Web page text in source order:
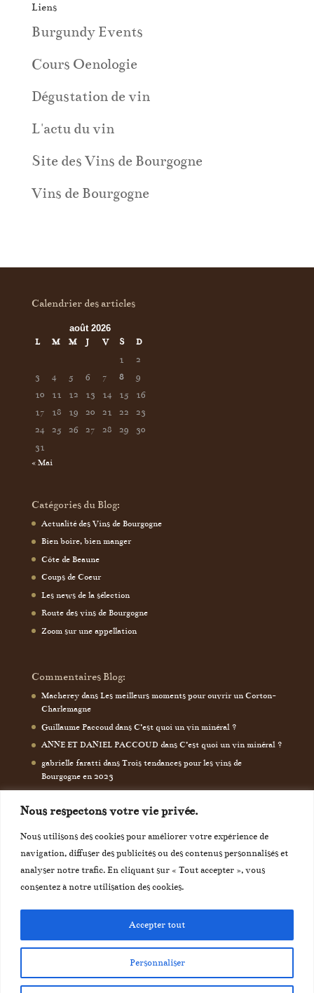
Nous respectons votre vie privée.
Nous utilisons des cookies pour améliorer votre expérience de
navigation, diffuser des publicités ou des contenus personnalisés et
analyser notre trafic. En cliquant sur « Tout accepter », vous
consentez à notre utilisation des cookies.
Personnaliser
Accepter tout
Liens
Burgundy Events
Cours Oenologie
Dégustation de vin
L'actu du vin
Site des Vins de Bourgogne
Vins de Bourgogne
Calendrier des articles
août 2026
L M M J V S
D
1
2
3
4 5 6 7 8
9
10
11 12 13 14 15
16
17
18 19 20 21 22
23
24
25 26 27 28 29
30
31
« Mai
Catégories du Blog:
Actualité des Vins de Bourgogne
Bien boire, bien manger
Côte de Beaune
Coups de Coeur
Les news de la sélection
Route des vins de Bourgogne
Zoom sur une appellation
Commentaires Blog:
Machereydans Les meilleurs moments pour ouvrir un Corton-
Charlemagne
Guillaume Paccouddans C’est quoi un vin minéral ?
ANNE ET DANIEL PACCOUD dans C’est quoi un vin minéral ?
gabrielle faratti dans Trois tendances pour les vins de
Bourgogne en 2023
d'alcool est dangereux pour la santé, consommer avec